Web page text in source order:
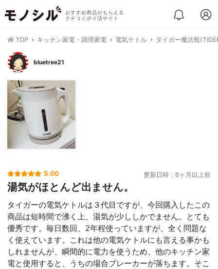
おすすめ商品がもらえる
クチコミポイ活サイト
TOP キッチン家電・調理家電 電気ケトル タイガー魔法瓶
bluetree21
5.00 更新日時：6ヶ月以上前
湯気がほとんど出ません。
タイガーの電気ケトルは３代目ですが、今回購入したこの
商品は短時間で沸く上、湯気が少ししかでません。とても
優秀です。毎日数回、2年程使っていますが、全く問題な
く使えています。これは他の電気ケトルにも言える事かも
しれませんが、瞬間的に電力を使うため、他のキッチン家
電と使用すると、うちの場合ブレーカーが落ちます。そこ